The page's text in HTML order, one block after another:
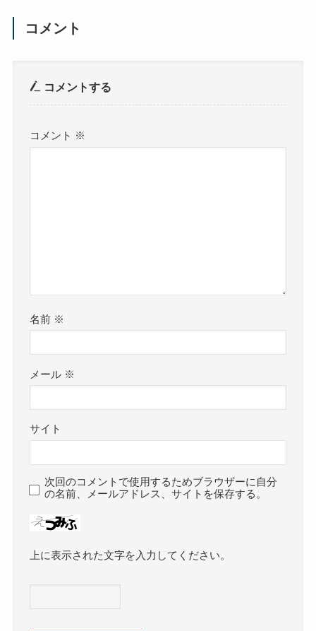
コメント
コメントする
コメント ※
名前 ※
メール ※
サイト
次回のコメントで使用するためブラウザーに自分
の名前、メールアドレス、サイトを保存する。
上に表示された文字を入力してください。